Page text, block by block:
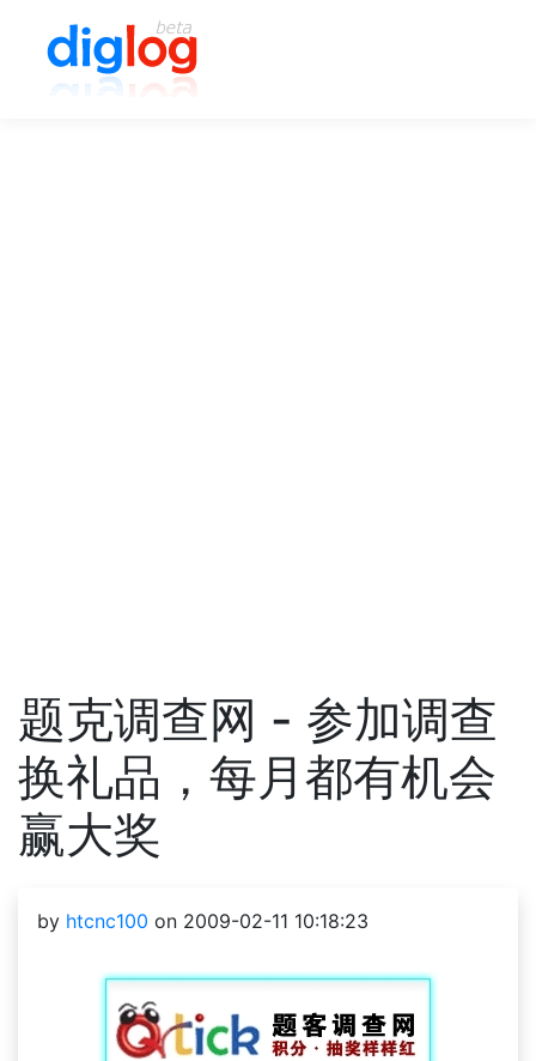
题克调查网 - 参加调查
换礼品，每月都有机会
赢大奖
by htcnc100 on 2009-02-11 10:18:23